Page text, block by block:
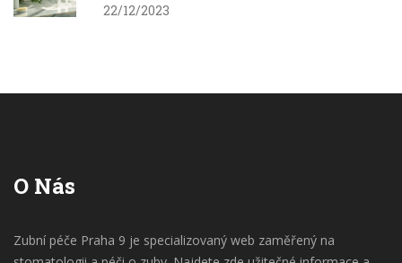
22/12/2023
O Nás
Zubní péče Praha 9 je specializovaný web zaměřený na